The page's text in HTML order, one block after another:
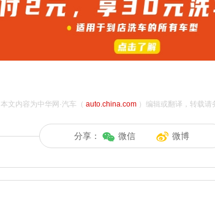
本文内容为中华网·汽车（ auto.china.com）编辑或翻译，转载请
分享： 微信 微博